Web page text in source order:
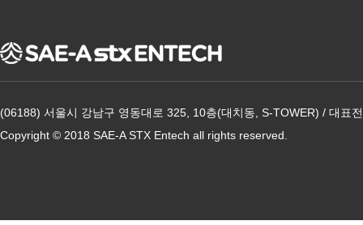
(06188) 서울시 강남구 영동대로 325, 10층(대치동, S-TOWER) / 대표
Copyright © 2018 SAE-A STX Entech all rights reserved.